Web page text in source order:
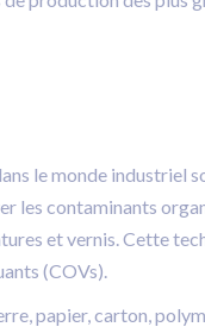
le monde industriel
les contaminants
et vernis. Cette
(COVs).
papier, carton,